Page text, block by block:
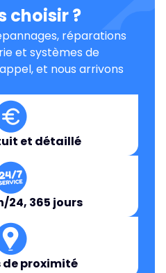
choisir ?
réparations
et systèmes de
et nous arrivons
et détaillé
24, 365 jours
de proximité